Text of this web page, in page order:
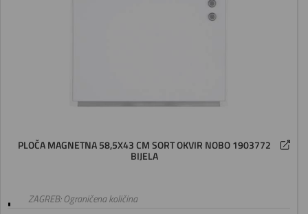
PLOČA MAGNETNA 58,5X43 CM SORT OKVIR NOBO 1903772
BIJELA
ZAGREB: Ograničena količina